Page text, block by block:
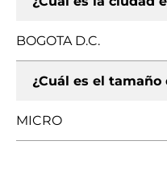
BOGOTA D.C.
¿Cuál es el tamaño
MICRO